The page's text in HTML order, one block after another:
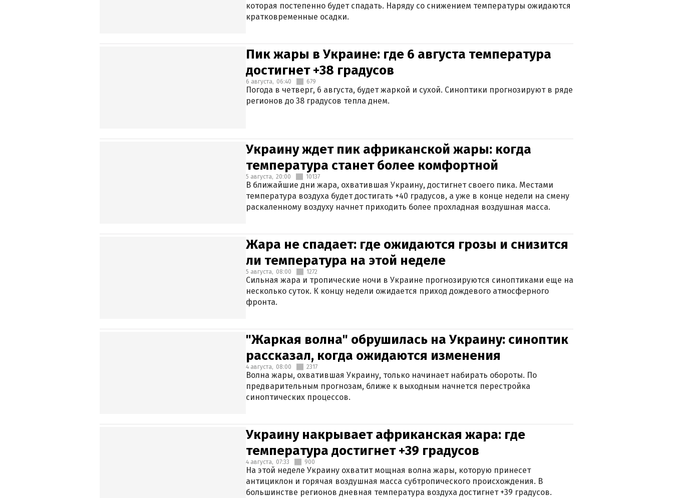
которая постепенно будет спадать. Наряду со снижением температуры ожидаются
кратковременные осадки.
Пик жары в Украине: где 6 августа температура
достигнет +38 градусов
6 августа, 06:40 679
Погода в четверг, 6 августа, будет жаркой и сухой. Синоптики прогнозируют в ряде
регионов до 38 градусов тепла днем.
Украину ждет пик африканской жары: когда
температура станет более комфортной
5 августа, 20:00 10137
В ближайшие дни жара, охватившая Украину, достигнет своего пика. Местами
температура воздуха будет достигать +40 градусов, а уже в конце недели на смену
раскаленному воздуху начнет приходить более прохладная воздушная масса.
Жара не спадает: где ожидаются грозы и снизится
ли температура на этой неделе
5 августа, 08:00 1272
Сильная жара и тропические ночи в Украине прогнозируются синоптиками еще на
несколько суток. К концу недели ожидается приход дождевого атмосферного
фронта.
"Жаркая волна" обрушилась на Украину: синоптик
рассказал, когда ожидаются изменения
4 августа, 08:00 2317
Волна жары, охватившая Украину, только начинает набирать обороты. По
предварительным прогнозам, ближе к выходным начнется перестройка
синоптических процессов.
Украину накрывает африканская жара: где
температура достигнет +39 градусов
4 августа, 07:33 900
На этой неделе Украину охватит мощная волна жары, которую принесет
антициклон и горячая воздушная масса субтропического происхождения. В
большинстве регионов дневная температура воздуха достигнет +39 градусов.